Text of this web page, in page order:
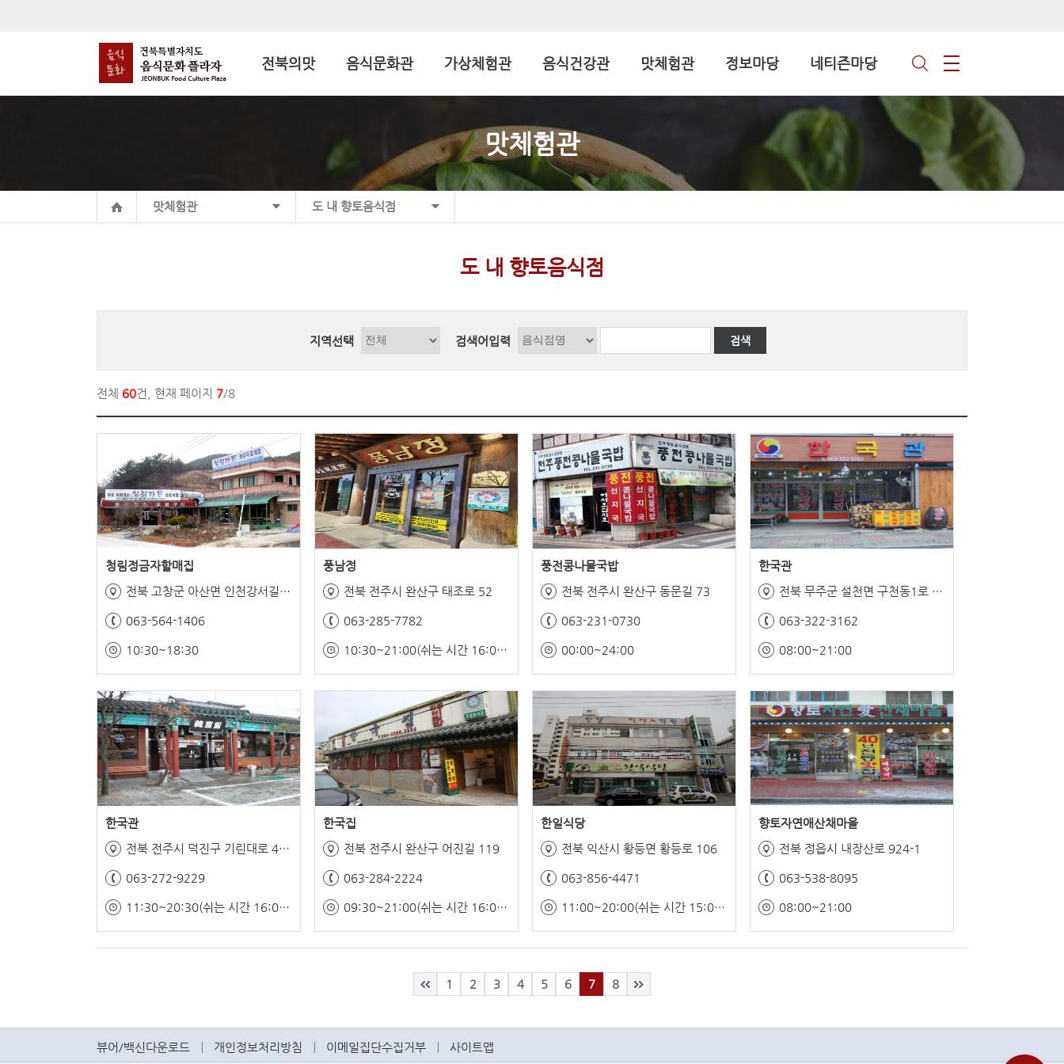
전북의맛 음식문화관 가상체험관 음식건강관 맛체험관 정보마당 네티즌마당
맛체험관
맛체험관 도 내 향토음식점
도 내 향토음식점
지역선택 검색어입력 검색
전체 60건, 현재 페이지 7/8
청림정금자할매집
전북 고창군 아산면 인천강서길 12
063-564-1406
10:30~18:30
풍남정
전북 전주시 완산구 태조로 52
063-285-7782
10:30~21:00(쉬는 시간 16:00~17:00)
풍전콩나물국밥
전북 전주시 완산구 동문길 73
063-231-0730
00:00~24:00
한국관
전북 무주군 설천면 구천동1로 87
063-322-3162
08:00~21:00
한국관
전북 전주시 덕진구 기린대로 425
063-272-9229
11:30~20:30(쉬는 시간 16:00~17:00)
한국집
전북 전주시 완산구 어진길 119
063-284-2224
09:30~21:00(쉬는 시간 16:00 ~ 17:00)
한일식당
전북 익산시 황등면 황등로 106
063-856-4471
11:00~20:00(쉬는 시간 15:00~17:00)
향토자연애산채마을
전북 정읍시 내장산로 924-1
063-538-8095
08:00~21:00
1 2 3 4 5 6 7 8
뷰어/백신다운로드 개인정보처리방침 이메일집단수집거부 사이트맵